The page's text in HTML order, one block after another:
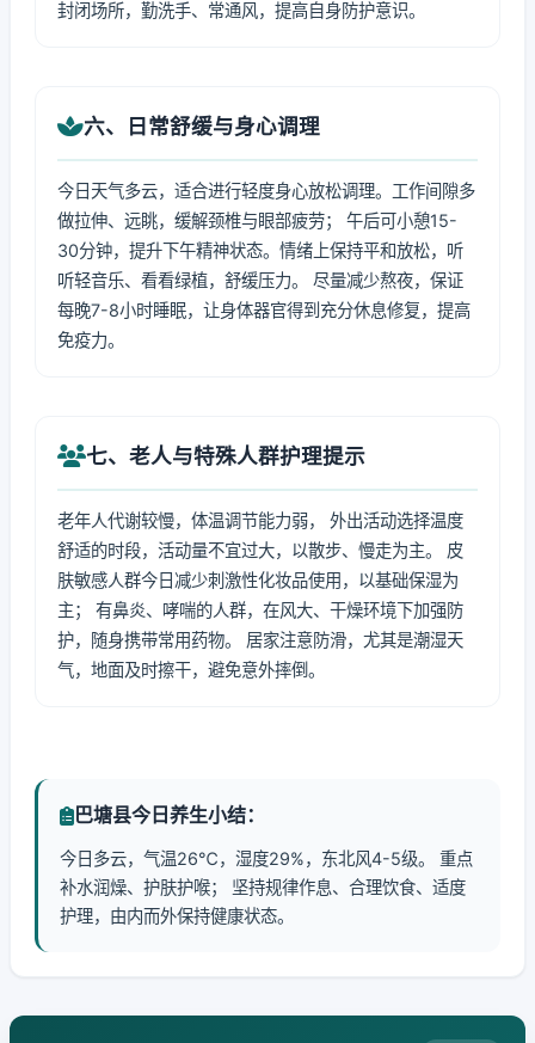
封闭场所，勤洗手、常通风，提高自身防护意识。
六、日常舒缓与身心调理
今日天气多云，适合进行轻度身心放松调理。工作间隙多
做拉伸、远眺，缓解颈椎与眼部疲劳； 午后可小憩15-
30分钟，提升下午精神状态。情绪上保持平和放松，听
听轻音乐、看看绿植，舒缓压力。 尽量减少熬夜，保证
每晚7-8小时睡眠，让身体器官得到充分休息修复，提高
免疫力。
七、老人与特殊人群护理提示
老年人代谢较慢，体温调节能力弱， 外出活动选择温度
舒适的时段，活动量不宜过大，以散步、慢走为主。 皮
肤敏感人群今日减少刺激性化妆品使用，以基础保湿为
主； 有鼻炎、哮喘的人群，在风大、干燥环境下加强防
护，随身携带常用药物。 居家注意防滑，尤其是潮湿天
气，地面及时擦干，避免意外摔倒。
巴塘县今日养生小结：
今日多云，气温26℃，湿度29%，东北风4-5级。 重点
补水润燥、护肤护喉； 坚持规律作息、合理饮食、适度
护理，由内而外保持健康状态。